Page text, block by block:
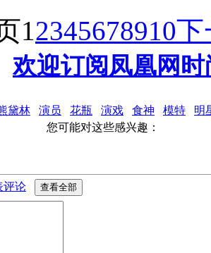
12345678910下
欢迎订阅凤凰网
黛林 演员 花瓶 演戏 食神 模特
明
您可能对这些感兴趣：
评论